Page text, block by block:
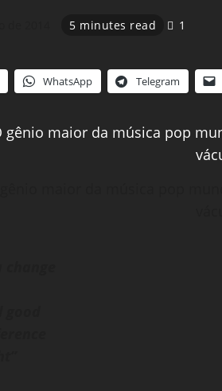
5 minutes read 1
WhatsApp Telegram